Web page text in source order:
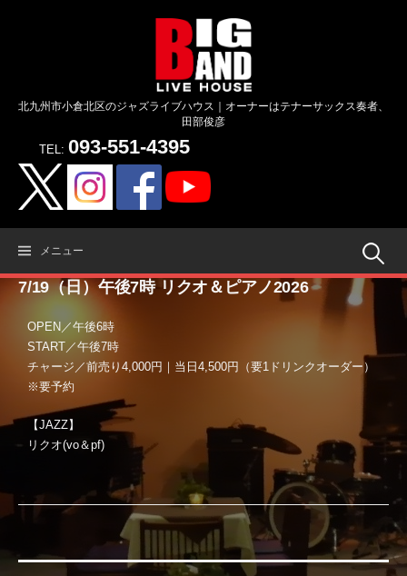
北九州市小倉北区のジャズライブハウス｜オーナーはテナーサックス奏者、
田部俊彦
TEL: 093-551-4395
メニュー 検
索:
7/19（日）午後7時 リクオ＆ピアノ2026
OPEN／午後6時
START／午後7時
チャージ／前売り4,000円｜当日4,500円（要1ドリンクオーダー）
※要予約
【JAZZ】
リクオ(vo＆pf)